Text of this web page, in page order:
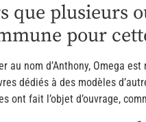
que plusieurs
pour
au nom d’Anthony, Omega
dédiés à des modèles
ont fait l’objet d’ouvrage,